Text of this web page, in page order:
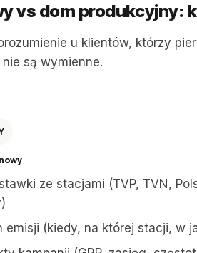
vs dom produkcyjny:
u klientów, którzy
są wymienne.
ze stacjami (TVP, TVN,
emisji (kiedy, na której stacji, w